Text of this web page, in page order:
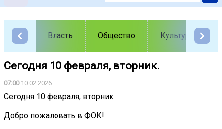
Власть Общество Культура
Сегодня 10 февраля, вторник.
07:0010.02.2026
Сегодня 10 февраля, вторник.
Добро пожаловать в ФОК!